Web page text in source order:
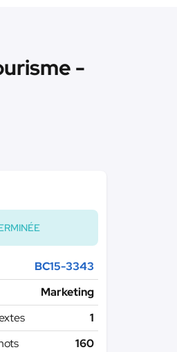
-
BC15-3343
Marketing
1
160